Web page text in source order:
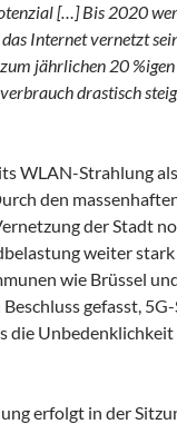
[…] Bis 2020
Internet vernetzt
jährlichen 20
drastisch
WLAN-Strahlung
den
der Stadt
weiter stark
wie Brüssel
gefasst,
die Unbedenklichkeit
erfolgt in der